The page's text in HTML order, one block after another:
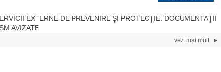
EXTERNE DE PREVENIRE ŞI PROTECŢIE. DOCUMENTAŢII
AVIZATE
vezi mai mult ►